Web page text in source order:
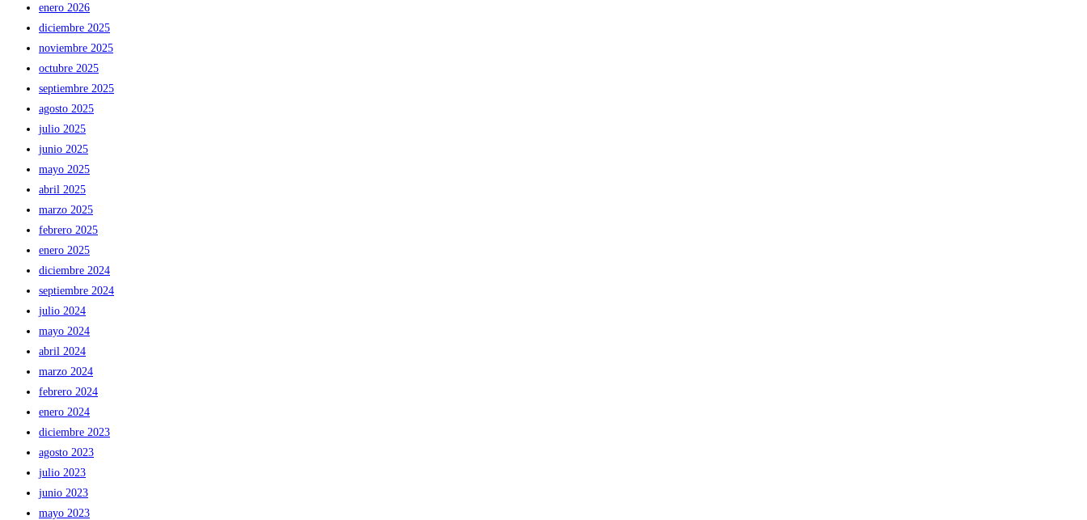
enero 2026
diciembre 2025
noviembre 2025
octubre 2025
septiembre 2025
agosto 2025
julio 2025
junio 2025
mayo 2025
abril 2025
marzo 2025
febrero 2025
enero 2025
diciembre 2024
septiembre 2024
julio 2024
mayo 2024
abril 2024
marzo 2024
febrero 2024
enero 2024
diciembre 2023
agosto 2023
julio 2023
junio 2023
mayo 2023